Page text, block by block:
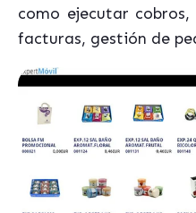
como ejecutar
facturas, gestión de